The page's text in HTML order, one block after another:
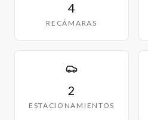
4
RECÁMARAS
2
ESTACIONAMIENTOS